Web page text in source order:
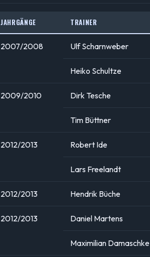
JAHRGÄNGE TRAINER
2007/2008 Ulf Scharnweber
Heiko Schultze
2009/2010 Dirk Tesche
Tim Büttner
2012/2013 Robert Ide
Lars Freelandt
2012/2013 Hendrik Büche
2012/2013 Daniel Martens
Maximilian Damaschke